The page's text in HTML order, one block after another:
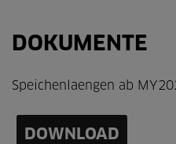
DOKUMENTE
Speichenlaengen ab
DOWNLOAD